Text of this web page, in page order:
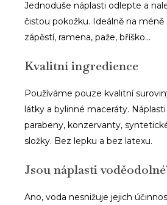
Jednoduše náplasti odlepte a
čistou pokožku. Ideálně na
zápěstí, ramena, paže, bříško…
Kvalitní ingredience
Používáme pouze kvalitní
látky a bylinné maceráty.
parabeny, konzervanty,
složky. Bez lepku a bez latexu.
Jsou náplasti
Ano, voda nesnižuje jejich